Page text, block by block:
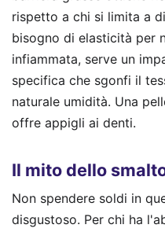
rispetto a chi si limita a
bisogno di elasticità per
infiammata, serve un
specifica che sgonfi il
naturale umidità. Una
offre appigli ai denti.
Il mito dello
Non spendere soldi in
disgustoso. Per chi ha